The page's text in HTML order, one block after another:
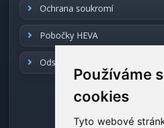
Používáme
cookies
Tyto webové
Ochrana soukromí
Pobočky HEVA
Odstoupení od smlouvy
REALIZACE